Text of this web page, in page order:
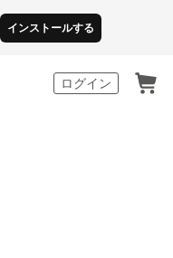
インストールする
ログイン